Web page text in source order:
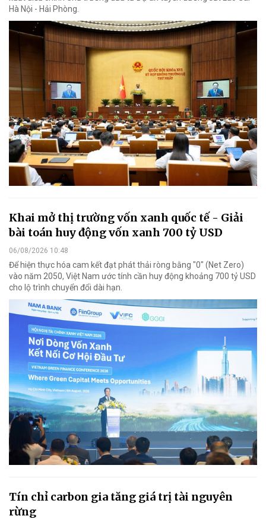
Hà Nội - Hải Phòng.
Khai mở thị trường vốn xanh quốc tế - Giải
bài toán huy động vốn xanh 700 tỷ USD
06/08/2026 10:48
Để hiện thực hóa cam kết đạt phát thải ròng bằng "0" (Net Zero)
vào năm 2050, Việt Nam ước tính cần huy động khoảng 700 tỷ USD
cho lộ trình chuyển đổi dài hạn.
Tín chỉ carbon gia tăng giá trị tài nguyên
rừng